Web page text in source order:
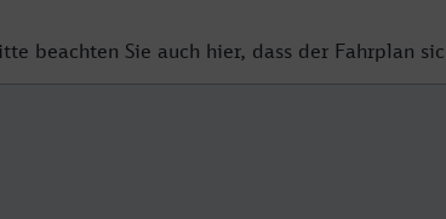
beachten Sie auch hier, dass der Fahrplan